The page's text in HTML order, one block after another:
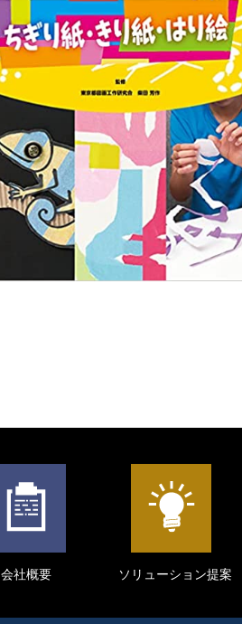
会社概要 ソリューション提案